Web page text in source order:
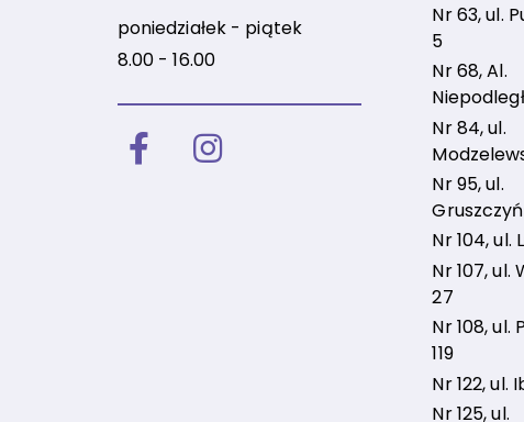
poniedziałek - piątek
8.00 - 16.00
FacebookInstagram
Nr 63, ul.
5
Nr 68, Al.
Nr 84, ul.
Nr 95, ul.
Nr 104, ul.
Nr 107, ul.
27
Nr 108, ul.
119
Nr 122, ul.
Nr 125, ul.